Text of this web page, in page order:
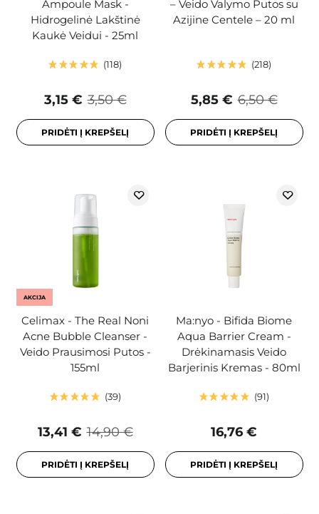
Ampoule Mask -
Hidrogelinė Lakštinė
Kaukė Veidui - 25ml
118
3,50 €
3,15 €
PRIDĖTI Į KREPŠELĮ
– Veido Valymo Putos su
Azijine Centele – 20 ml
218
6,50 €
5,85 €
PRIDĖTI Į KREPŠELĮ
AKCIJA
Celimax - The Real Noni
Acne Bubble Cleanser -
Veido Prausimosi Putos -
155ml
39
14,90 €
13,41 €
PRIDĖTI Į KREPŠELĮ
Ma:nyo - Bifida Biome
Aqua Barrier Cream -
Drėkinamasis Veido
Barjerinis Kremas - 80ml
91
16,76 €
PRIDĖTI Į KREPŠELĮ